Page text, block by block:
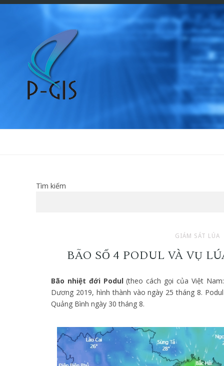
Tìm kiếm
GIÁM SÁT LÚA
BÃO SỐ 4 PODUL VÀ VỤ
Bão nhiệt đới Podul(theo cách gọi của Việt
Dương 2019, hình thành vào ngày 25 tháng 8.
Quảng Bình ngày 30 tháng 8.